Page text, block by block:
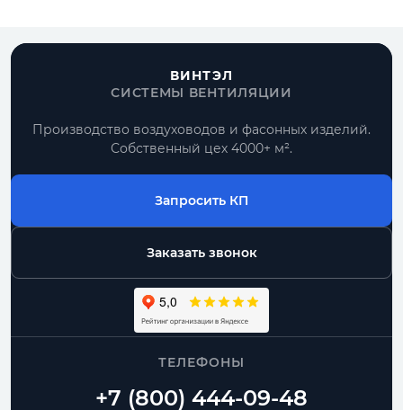
ВИНТЭЛ
СИСТЕМЫ ВЕНТИЛЯЦИИ
Производство воздуховодов и фасонных изделий.
Собственный цех 4000+ м².
Запросить КП
Заказать звонок
ТЕЛЕФОНЫ